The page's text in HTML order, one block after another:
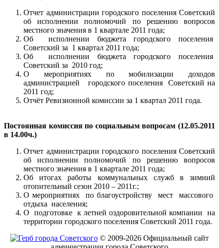
Отчет администрации городского поселения Советский
об исполнении полномочий по решению вопросов
местного значения в 1 квартале 2011 года;
Об исполнении бюджета городского поселения
Советский за 1 квартал 2011 года;
Об исполнении бюджета городского поселения
Советский за 2010 год;
О мероприятиях по мобилизации доходов
администрацией городского поселения Советский на
2011 год;
Отчёт Ревизионной комиссии за 1 квартал 2011 года.
Постоянная комиссия по социальным вопросам (12.05.2011
в 14.00ч.)
Отчет администрации городского поселения Советский
об исполнении полномочий по решению вопросов
местного значения в 1 квартале 2011 года;
Об итогах работы коммунальных служб в зимний
отопительный сезон 2010 – 2011г.;
О мероприятиях по благоустройству мест массового
отдыха населения;
О подготовке к летней оздоровительной компании на
территории городского поселения Советский 2011 года.
© 2009-2026 Официальный сайт